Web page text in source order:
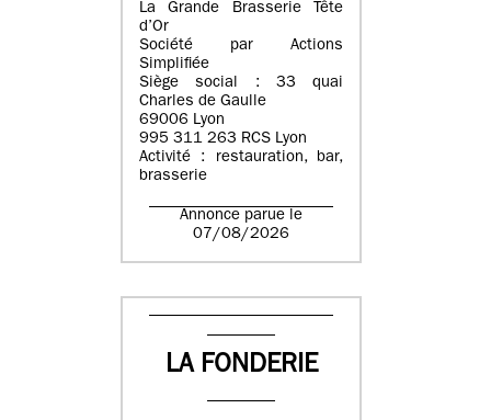
La Grande Brasserie Tête
d’Or
Société par Actions
Simplifiée
Siège social : 33 quai
Charles de Gaulle
69006 Lyon
995 311 263 RCS Lyon
Activité : restauration, bar,
brasserie
Annonce parue le
07/08/2026
LA FONDERIE